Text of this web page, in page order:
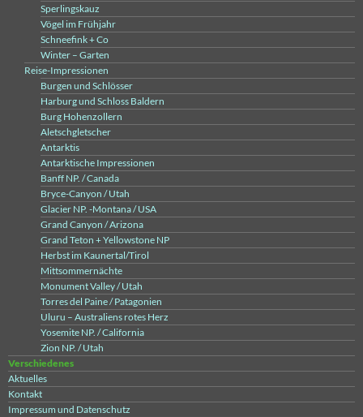
Sperlingskauz
Vögel im Frühjahr
Schneefink + Co
Winter – Garten
Reise-Impressionen
Burgen und Schlösser
Harburg und Schloss Baldern
Burg Hohenzollern
Aletschgletscher
Antarktis
Antarktische Impressionen
Banff NP. / Canada
Bryce-Canyon / Utah
Glacier NP. -Montana / USA
Grand Canyon / Arizona
Grand Teton + Yellowstone NP
Herbst im Kaunertal/Tirol
Mittsommernächte
Monument Valley / Utah
Torres del Paine / Patagonien
Uluru – Australiens rotes Herz
Yosemite NP. / California
Zion NP. / Utah
Verschiedenes
Aktuelles
Kontakt
Impressum und Datenschutz